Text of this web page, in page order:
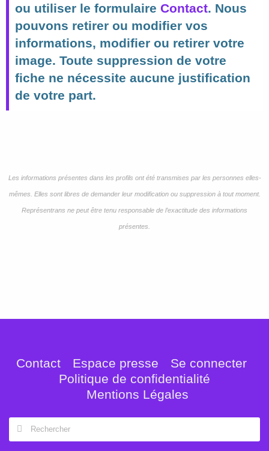
ou utiliser le formulaire Contact. Nous
pouvons retirer ou modifier vos
informations, modifier ou retirer votre
image. Toute suppression de votre
fiche ne nécessite aucune justification
de votre part.
Les informations présentes dans les profils ont été transmises par les personnes elles-
mêmes. Elles sont libres de demander leur modification ou suppression à tout moment.
Représentrans ne peut être tenu responsable de l’exactitude des informations
présentes.
Contact Espace presse
Se connecter
Politique de confidentialité
Mentions Légales